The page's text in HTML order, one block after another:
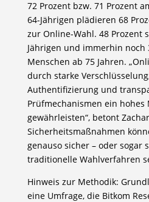
72 Prozent bzw. 71 Prozent
64-Jährigen plädieren 68
zur Online-Wahl. 48 Prozent
Jährigen und immerhin noch
Menschen ab 75 Jahren.
durch starke
Authentifizierung und
Prüfmechanismen ein hohes
gewährleisten“, betont
Sicherheitsmaßnahmen
genauso sicher – oder sogar
traditionelle Wahlverfahren
Hinweis zur Methodik:
eine Umfrage, die Bitkom